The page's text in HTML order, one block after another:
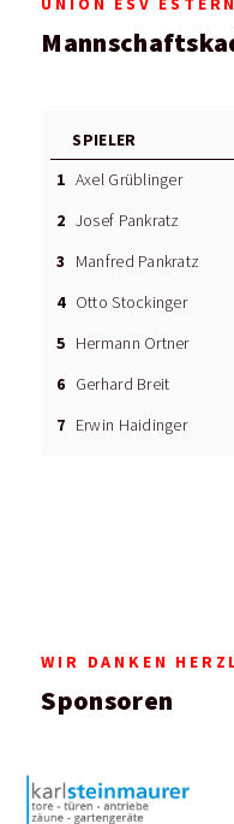
SPIELER
1 Axel Grüblinger
2 Josef Pankratz
3
Manfred Pankratz
4 Otto Stockinger
5 Hermann Ortner
6 Gerhard Breit
7 Erwin Haidinger
WIR DANKEN
Sponsoren